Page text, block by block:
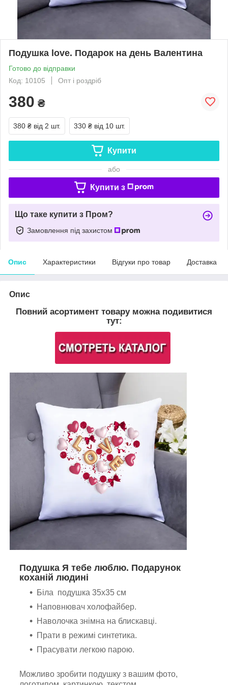
Подушка love. Подарок на день Валентина
Готово до відправки
Код: 10105
Опт і роздріб
380 ₴
380 ₴ від 2 шт. 330 ₴ від 10 шт.
Купити
або
Купити з
Що таке купити з Пром?
Замовлення під захистом
Опис Характеристики Відгуки про товар Доставка
Опис
Повний асортимент товару можна подивитися
тут:
Подушка Я тебе люблю. Подарунок
коханій людині
Біла подушка 35х35 см
Наповнювач холофайбер.
Наволочка знімна на блискавці.
Прати в режимі синтетика.
Прасувати легкою парою.
Можливо зробити подушку з вашим фото,